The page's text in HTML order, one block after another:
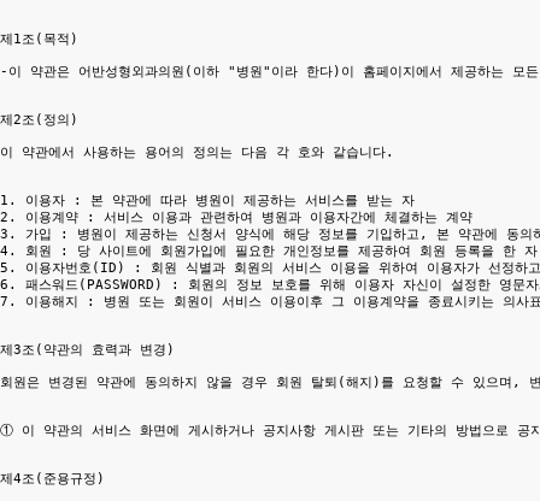
제1조(목적)
-이 약관은 어반성형외과의원(이하 "병원"이라 한다)이 홈페이지에서 제공하는
제2조(정의)
이 약관에서 사용하는 용어의 정의는 다음 각 호와 같습니다.
1. 이용자 : 본 약관에 따라 병원이 제공하는 서비스를 받는 자
2. 이용계약 : 서비스 이용과 관련하여 병원과 이용자간에 체결하는 계약
3. 가입 : 병원이 제공하는 신청서 양식에 해당 정보를 기입하고, 본 약관에 동의
4. 회원 : 당 사이트에 회원가입에 필요한 개인정보를 제공하여 회원 등록을 한 자
5. 이용자번호(ID) : 회원 식별과 회원의 서비스 이용을 위하여 이용자가 선정하
6. 패스워드(PASSWORD) : 회원의 정보 보호를 위해 이용자 자신이 설정한 영문
7. 이용해지 : 병원 또는 회원이 서비스 이용이후 그 이용계약을 종료시키는 의사
제3조(약관의 효력과 변경)
회원은 변경된 약관에 동의하지 않을 경우 회원 탈퇴(해지)를 요청할 수 있으며,
① 이 약관의 서비스 화면에 게시하거나 공지사항 게시판 또는 기타의 방법으로
제4조(준용규정)